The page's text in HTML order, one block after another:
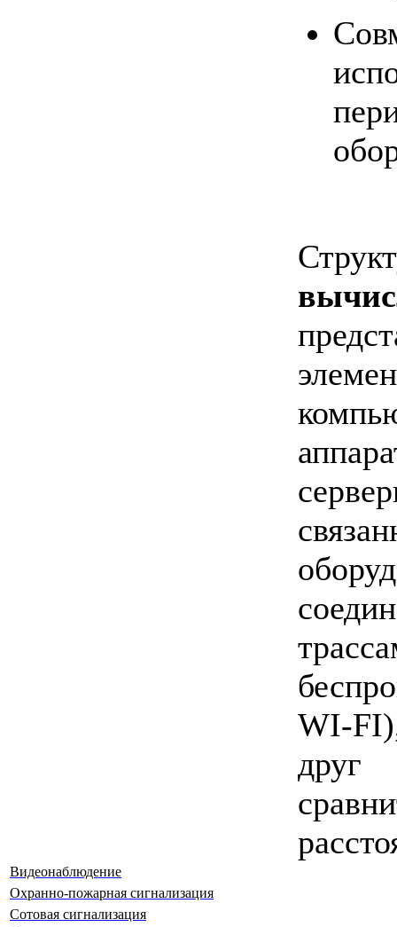
Видеонаблюдение
Охранно-пожарная сигнализация
Сотовая сигнализация
WI-